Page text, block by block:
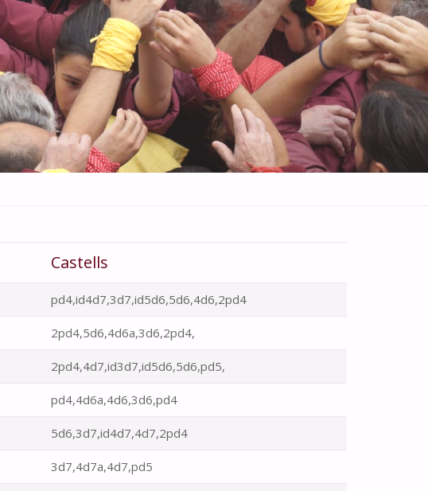
Castells
pd4,id4d7,3d7,id5d6,5d6,4d6,2pd4
2pd4,5d6,4d6a,3d6,2pd4,
2pd4,4d7,id3d7,id5d6,5d6,pd5,
pd4,4d6a,4d6,3d6,pd4
5d6,3d7,id4d7,4d7,2pd4
3d7,4d7a,4d7,pd5